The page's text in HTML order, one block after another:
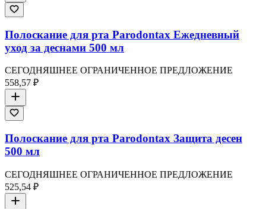
Полоскание для рта Parodontax Ежедневный
уход за деснами 500 мл
СЕГОДНЯШНЕЕ ОГРАНИЧЕННОЕ ПРЕДЛОЖЕНИЕ
558,57 ₽
Полоскание для рта Parodontax Защита десен
500 мл
СЕГОДНЯШНЕЕ ОГРАНИЧЕННОЕ ПРЕДЛОЖЕНИЕ
525,54 ₽